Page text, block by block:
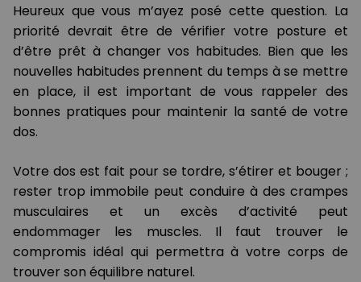
Heureux que vous m’ayez posé cette question. La
priorité devrait être de vérifier votre posture et
d’être prêt à changer vos habitudes. Bien que les
nouvelles habitudes prennent du temps à se mettre
en place, il est important de vous rappeler des
bonnes pratiques pour maintenir la santé de votre
dos.
Votre dos est fait pour se tordre, s’étirer et bouger ;
rester trop immobile peut conduire à des crampes
musculaires et un excès d’activité peut
endommager les muscles. Il faut trouver le
compromis idéal qui permettra à votre corps de
trouver son équilibre naturel.